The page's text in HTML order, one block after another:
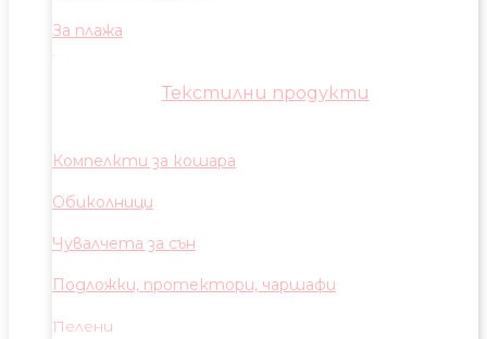
За плажа
Текстилни продукти
Компелкти за кошара
Обиколници
Чувалчета за сън
Подложки, протектори, чаршафи
Пелени